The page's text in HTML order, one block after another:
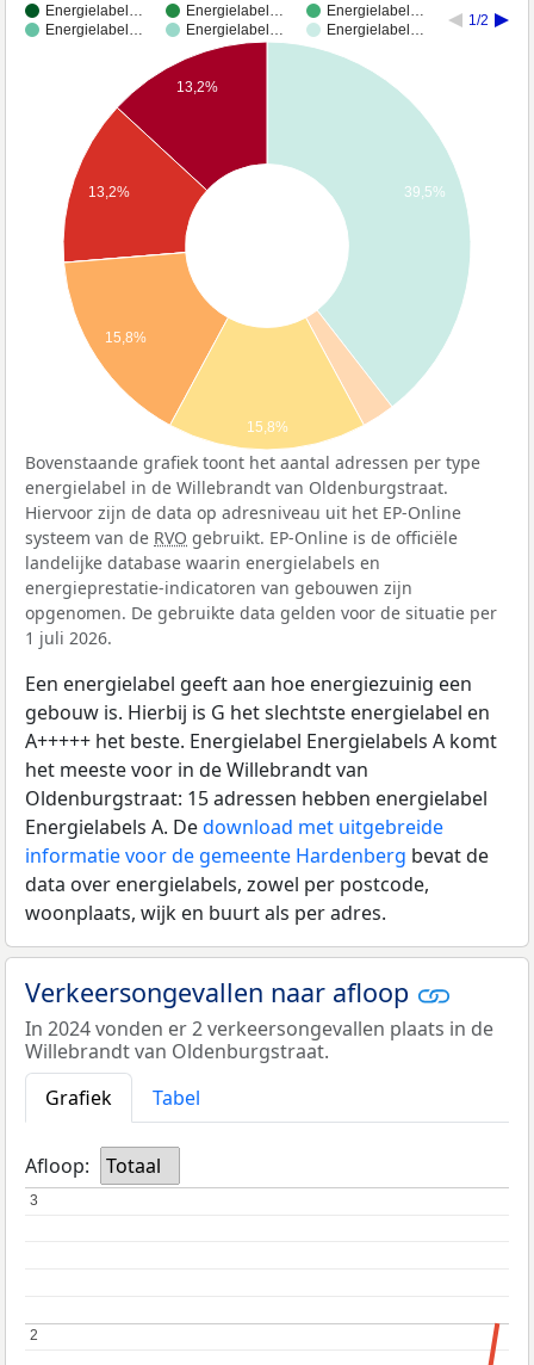
Energielabel… Energielabel…
Energielabel…
Energielabel…
Energielabel… Energielabel…
1/2
39,5%
13,2%
13,2%
15,8%
15,8%
Bovenstaande grafiek toont het aantal adressen per type
energielabel in de Willebrandt van Oldenburgstraat.
Hiervoor zijn de data op adresniveau uit het EP-Online
systeem van de RVO gebruikt. EP-Online is de officiële
landelijke database waarin energielabels en
energieprestatie-indicatoren van gebouwen zijn
opgenomen. De gebruikte data gelden voor de situatie per
1 juli 2026.
Een energielabel geeft aan hoe energiezuinig een
gebouw is. Hierbij is G het slechtste energielabel en
A+++++ het beste. Energielabel Energielabels A komt
het meeste voor in de Willebrandt van
Oldenburgstraat: 15 adressen hebben energielabel
Energielabels A. Dedownload met uitgebreide
informatie voor de gemeente Hardenberg bevat de
data over energielabels, zowel per postcode,
woonplaats, wijk en buurt als per adres.
Verkeersongevallen naar afloop
In 2024 vonden er 2 verkeersongevallen plaats in de
Willebrandt van Oldenburgstraat.
Grafiek
Tabel
Afloop: Totaal
2
2
3
3